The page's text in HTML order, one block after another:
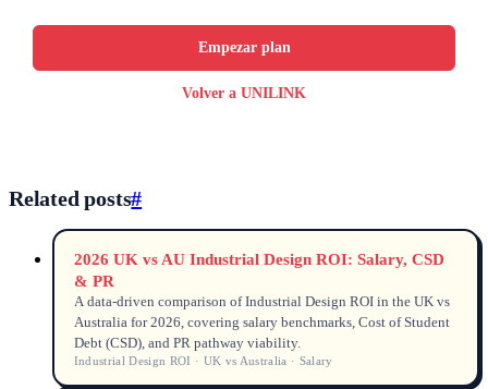
Empezar plan
Volver a UNILINK
Related posts#
2026 UK vs AU Industrial Design ROI: Salary, CSD
& PR
A data-driven comparison of Industrial Design ROI in the UK vs
Australia for 2026, covering salary benchmarks, Cost of Student
Debt (CSD), and PR pathway viability.
Industrial Design ROI · UK vs Australia · Salary